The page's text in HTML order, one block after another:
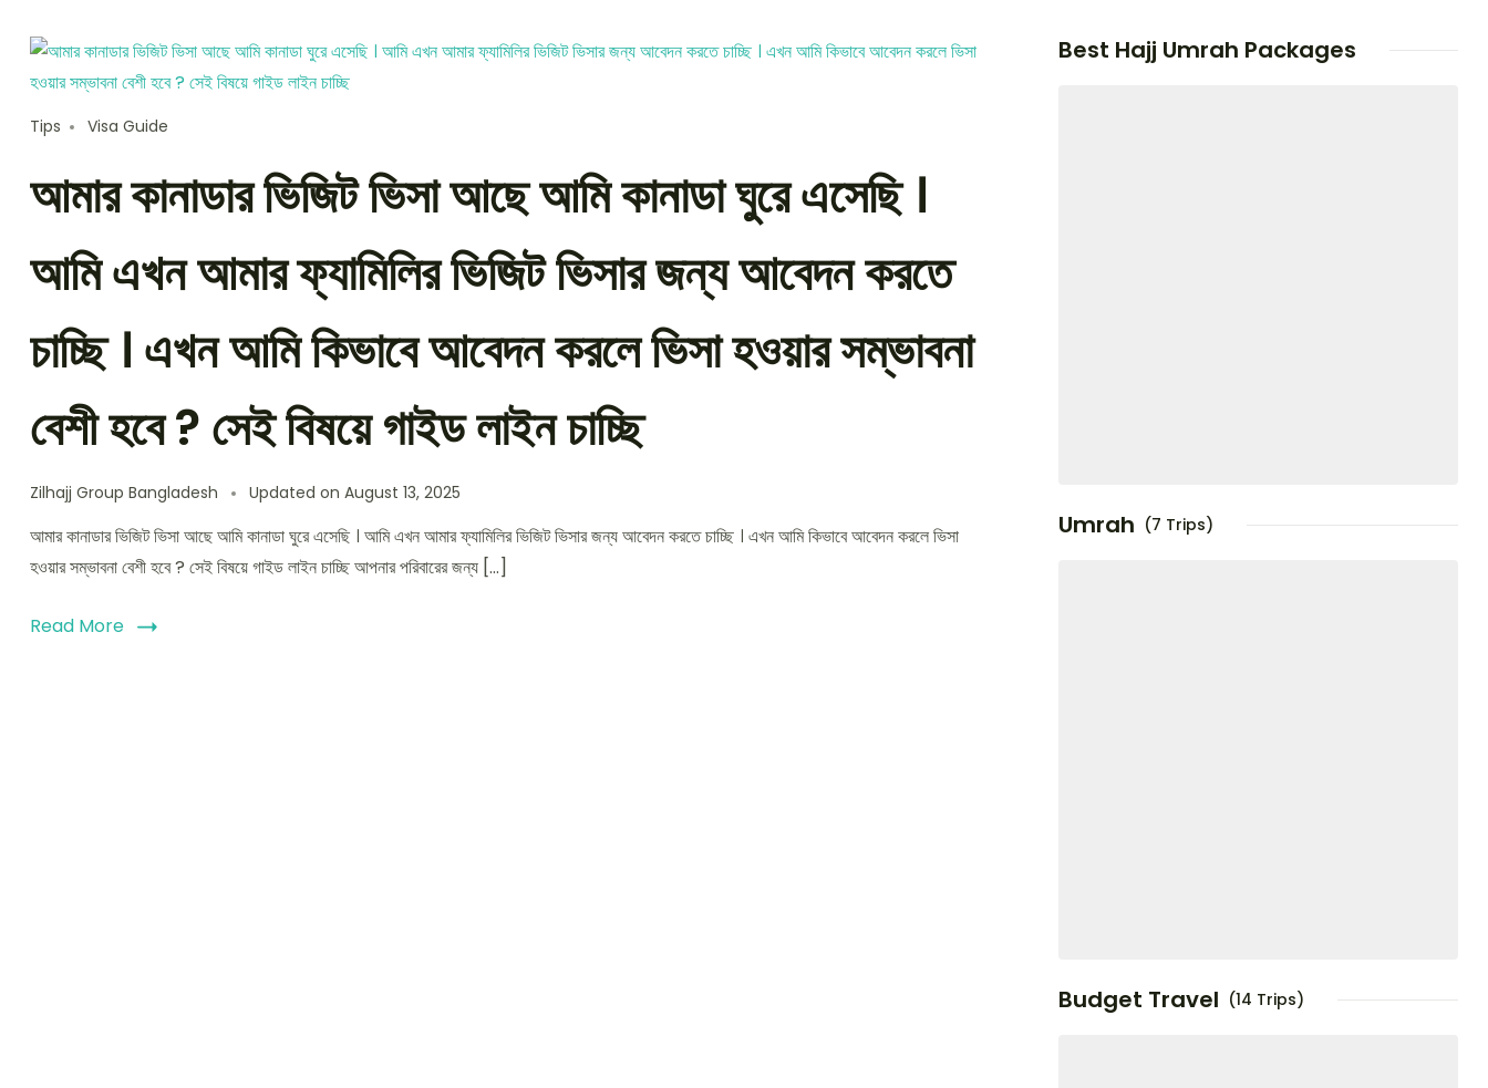
Tips Visa Guide
আমার কানাডার ভিজিট ভিসা আছে আমি কানাডা ঘুরে এসেছি ।
আমি এখন আমার ফ্যামিলির ভিজিট ভিসার জন্য আবেদন করতে
চাচ্ছি । এখন আমি কিভাবে আবেদন করলে ভিসা হওয়ার সম্ভাবনা
বেশী হবে ? সেই বিষয়ে গাইড লাইন চাচ্ছি
Zilhajj Group Bangladesh Updated on August 13, 2025
আমার কানাডার ভিজিট ভিসা আছে আমি কানাডা ঘুরে এসেছি । আমি এখন আমার ফ্যামিলির ভিজিট ভিসার জন্য আবেদন করতে চাচ্ছি । এখন আমি কিভাবে আবেদন করলে ভিসা
হওয়ার সম্ভাবনা বেশী হবে ? সেই বিষয়ে গাইড লাইন চাচ্ছি আপনার পরিবারের জন্য […]
Read More
Best Hajj Umrah Packages
Umrah (7 Trips)
Budget Travel (14 Trips)